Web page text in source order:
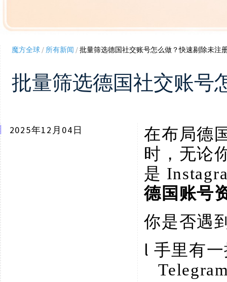
魔方全球/ 所有新闻 /批量筛选德国社交账号怎么做？快速剔除未注
批量筛选德国社交账号
2025年12月04日
在布局德
时，无论
是
德国账号
你是否遇
l 手里有